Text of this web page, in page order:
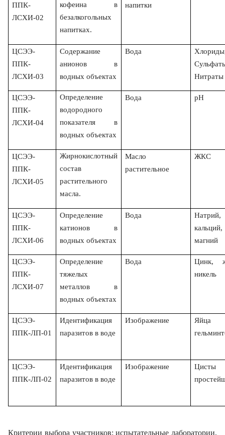
ППК-
ЛСХИ-02
кофеина в
безалкогольных
напитках.
напитки
ЦСЭЭ-
ППК-
ЛСХИ-03
Содержание
анионов в
водных объектах
Вода
Нитраты
ЦСЭЭ-
ППК-
ЛСХИ-04
Определение
водородного
показателя в
водных объектах
Вода рН
ЦСЭЭ-
ППК-
ЛСХИ-05
Жирнокислотный
состав
растительного
масла.
Масло
растительное
ЖКС
ЦСЭЭ-
ППК-
ЛСХИ-06
Определение
катионов в
водных объектах
Вода
Натрий,
кальций,
магний
ЦСЭЭ-
ППК-
ЛСХИ-07
Определение
тяжелых
металлов в
водных объектах
Вода
Цинк,
никель
ЦСЭЭ-
ППК-ЛП-01
Идентификация
паразитов в воде
Изображение
Яйца
ЦСЭЭ-
ППК-ЛП-02
Идентификация
паразитов в воде
Изображение
Цисты
Критерии выбора участников: испытательные лаборатории,